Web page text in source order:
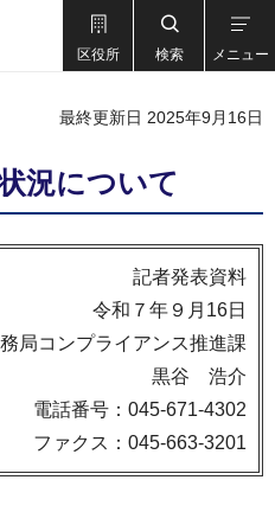
区役所 検索 メニュー
最終更新日 2025年9月16日
況について
記者発表資料
令和７年９月16日
局コンプライアンス推進課
黒谷 浩介
電話番号：045-671-4302
ファクス：045-663-3201